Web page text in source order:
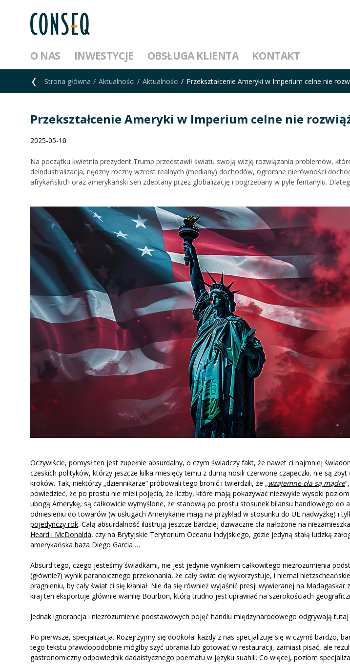
O NAS INWESTYCJE OBSŁUGA KLIENTA KONTAKT
Strona główna Aktualności Aktualności Przekształcenie Ameryki w Imperium celne nie
Przekształcenie Ameryki w Imperium celne nie
2025-05-10
Na początku kwietnia prezydent Trump przedstawił światu swoją wizję rozwiązania problemów,
deindustralizacja, nędzny roczny wzrost realnych (mediany) dochodów, ogromne nierówności
afrykańskich oraz amerykański sen zdeptany przez globalizację i pogrzebany w pyle fentanylu.
Oczywiście, pomysł ten jest zupełnie absurdalny, o czym świadczy fakt, że nawet ci najmniej
czeskich polityków, którzy jeszcze kilka miesięcy temu z dumą nosili czerwone czapeczki, nie są
kroków. Tak, niektórzy „dziennikarze” próbowali tego bronić i twierdzili, że „wzajemne cła są mądre
powiedzieć, że po prostu nie mieli pojęcia, że liczby, które mają pokazywać niezwykle wysoki poziom
ubogą Amerykę, są całkowicie wymyślone, że stanowią po prostu stosunek bilansu handlowego
odniesieniu do towarów (w usługach Amerykanie mają na przykład w stosunku do UE nadwyżkę) i
pojedynczy rok. Całą absurdalność ilustrują jeszcze bardziej dziwaczne cła nałożone na
Heard i McDonalda, czy na Brytyjskie Terytorium Oceanu Indyjskiego, gdzie jedyną stałą ludzką
amerykańska baza Diego Garcia …
Absurd tego, czego jesteśmy świadkami, nie jest jedynie wynikiem całkowitego niezrozumienia
(głównie?) wynik paranoicznego przekonania, że cały świat cię wykorzystuje, i niemal
pragnieniu, by cały świat ci się kłaniał. Nie da się również wyjaśnić presji wywieranej na
kraj ten eksportuje głównie wanilię Bourbon, którą trudno jest uprawiać na szerokościach
Jednak ignorancja i niezrozumienie podstawowych pojęć handlu międzynarodowego odgrywają
Po pierwsze, specjalizacja. Rozejrzyjmy się dookoła: każdy z nas specjalizuje się w czymś bardzo,
tego tekstu prawdopodobnie mógłby szyć ubrania lub gotować w restauracji, zamiast pisać, ale
gastronomiczny odpowiednik dadaistycznego poematu w języku suahili. Co więcej, poziom